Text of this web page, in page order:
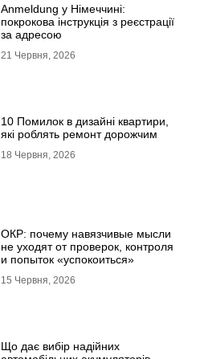
Anmeldung у Німеччині:
покрокова інструкція з реєстрації
за адресою
21 Червня, 2026
10 Помилок в дизайні квартири,
які роблять ремонт дорожчим
18 Червня, 2026
ОКР: почему навязчивые мысли
не уходят от проверок, контроля
и попыток «успокоиться»
15 Червня, 2026
Що дає вибір надійних